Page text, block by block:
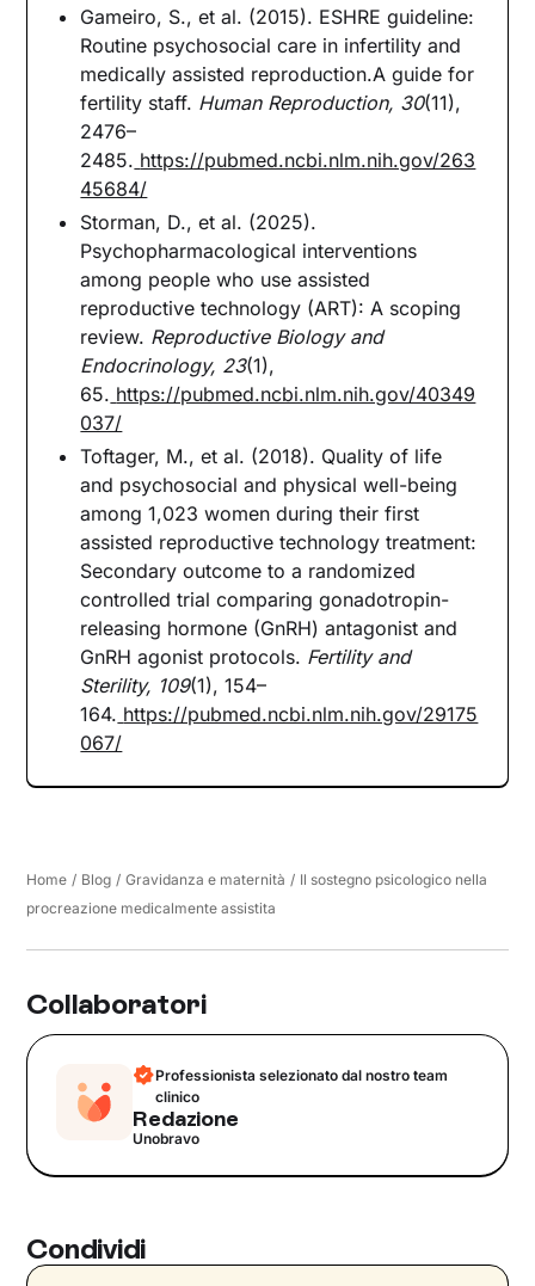
Gameiro, S., et al. (2015). ESHRE guideline:
Routine psychosocial care in infertility and
medically assisted reproduction.A guide for
fertility staff. Human Reproduction, 30(11),
2476–
2485. https://pubmed.ncbi.nlm.nih.gov/263
45684/
Storman, D., et al. (2025).
Psychopharmacological interventions
among people who use assisted
reproductive technology (ART): A scoping
review. Reproductive Biology and
Endocrinology, 23(1),
65. https://pubmed.ncbi.nlm.nih.gov/40349
037/
Toftager, M., et al. (2018). Quality of life
and psychosocial and physical well-being
among 1,023 women during their first
assisted reproductive technology treatment:
Secondary outcome to a randomized
controlled trial comparing gonadotropin-
releasing hormone (GnRH) antagonist and
GnRH agonist protocols. Fertility and
Sterility, 109(1), 154–
164. https://pubmed.ncbi.nlm.nih.gov/29175
067/
Home / Blog / Gravidanza e maternità / Il sostegno psicologico nella
procreazione medicalmente assistita
Collaboratori
Professionista selezionato dal nostro team
clinico
Redazione
Unobravo
Condividi